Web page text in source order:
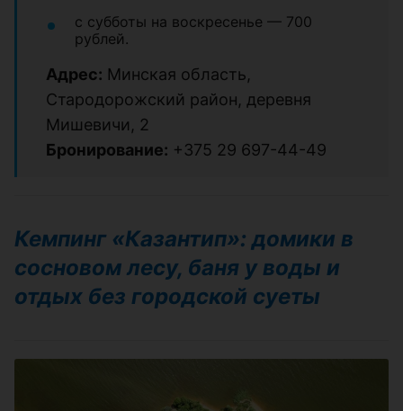
с субботы на воскресенье — 700
рублей.
Адрес: Минская область,
Стародорожский район, деревня
Мишевичи, 2
Бронирование: +375 29 697-44-49
Кемпинг «Казантип»: домики в
сосновом лесу, баня у воды и
отдых без городской суеты